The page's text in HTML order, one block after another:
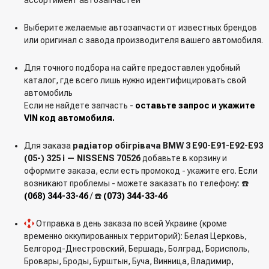
Выберите желаемые автозапчасти от известных брендов
или оригинал с завода производителя вашего автомобиля.
Для точного подбора на сайте предоставлен удобный
каталог, где всего лишь нужно идентифицировать свой
автомобиль
Если не найдете запчасть - оставьте запрос и укажите
VIN код автомобиля.
Для заказа радіатор обігрівача BMW 3 E90-E91-E92-E93
(05-) 325 i — NISSENS 70526 добавьте в корзину и
оформите заказа, если есть промокод - укажите его. Если
возникают проблемы - можете заказать по телефону: ☎️
(068) 344-33-46/ ☎️ (073) 344-33-46
Отправка в день заказа по всей Украине (кроме
временно оккупированных территорий): Белая Церковь,
Белгород-Днестровский, Бершадь, Болград, Борисполь,
Бровары, Броды, Бурштын, Буча, Винница, Владимир,